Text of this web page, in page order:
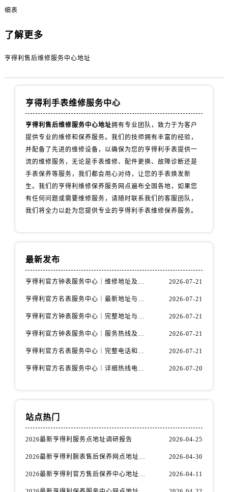
山东省青岛市南区山东路6号华润大厦B座22层04室售后服务中心（需提前预约）
河北省石家庄市长安区中山东路39号勒泰中心写字楼B座13层07室售后服务中心（需提前预约）
陕西省西安市碑林区南关正街88号华侨城长安国际中心E座6楼10室售后服务中心（需提前预约）
节假日正常营业！
细表
了解更多
亨得利售后维修服务中心地址
亨得利手表维修服务中心
亨得利售后维修服务中心地址拥有专业团队，致力于为客户
提供专业的维修和保养服务。我们的技师拥有丰富的经验，
并配备了先进的维修设备，以确保为您的亨得利手表提供一
流的维修服务，无论是手表维修、配件更换、故障诊断还是
手表保养等服务，我们都会用心对待，让您的手表焕发新
生。我们的亨得利维修保养服务网点遍布全国各地，如果您
有任何问题或需要维修服务，请随时联系我们的客服团队，
我们将全力以赴为您提供专业的亨得利手表维修保养服务。
最新发布
2026-07-21
2026-07-21
2026-07-21
2026-07-21
2026-07-21
2026-07-20
站点热门
2026最新亨得利服务点地址调研报告 2026-04-25
2026-04-30
2026-04-11